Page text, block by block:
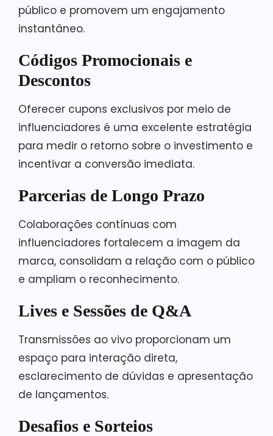
público e promovem um engajamento
instantâneo.
Códigos Promocionais e
Descontos
Oferecer cupons exclusivos por meio de
influenciadores é uma excelente estratégia
para medir o retorno sobre o investimento e
incentivar a conversão imediata.
Parcerias de Longo Prazo
Colaborações contínuas com
influenciadores fortalecem a imagem da
marca, consolidam a relação com o público
e ampliam o reconhecimento.
Lives e Sessões de Q&A
Transmissões ao vivo proporcionam um
espaço para interação direta,
esclarecimento de dúvidas e apresentação
de lançamentos.
Desafios e Sorteios